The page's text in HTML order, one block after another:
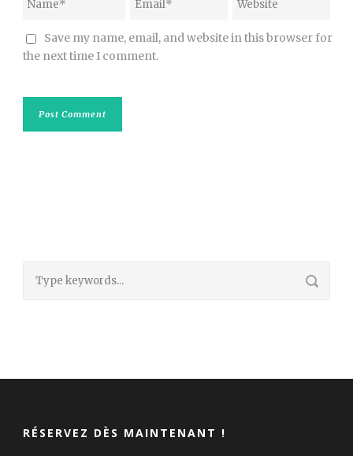
Save my name, email, and website in this browser for
the next time I comment.
RÉSERVEZ DÈS MAINTENANT !